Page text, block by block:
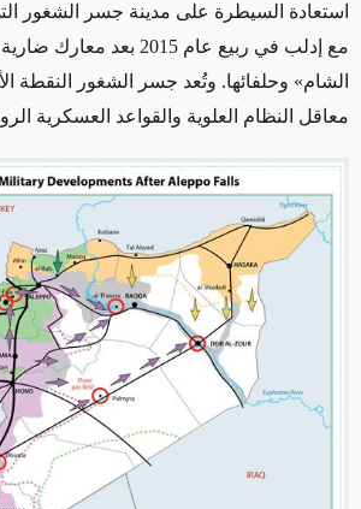
استعادة السيطرة على مدينة جسر الشغور
مع إدلب في ربيع عام 2015 بعد
الشام» وحلفائها. وتُعد جسر الشغور النقطة
معاقل النظام العلوية والقواعد العسكرية